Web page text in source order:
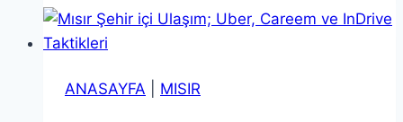
Kızı
Ayı
ANASAYFA MISIR